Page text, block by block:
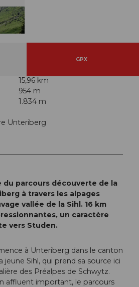
GPX
15,96 km
954 m
1.834 m
Unteriberg
du parcours découverte de la
à travers les alpages
vallée de la Sihl. 16 km
un caractère
vers Studen.
à Unteriberg dans le canton
jeune Sihl, qui prend sa source ici
des Préalpes de Schwytz.
affluent important, le parcours